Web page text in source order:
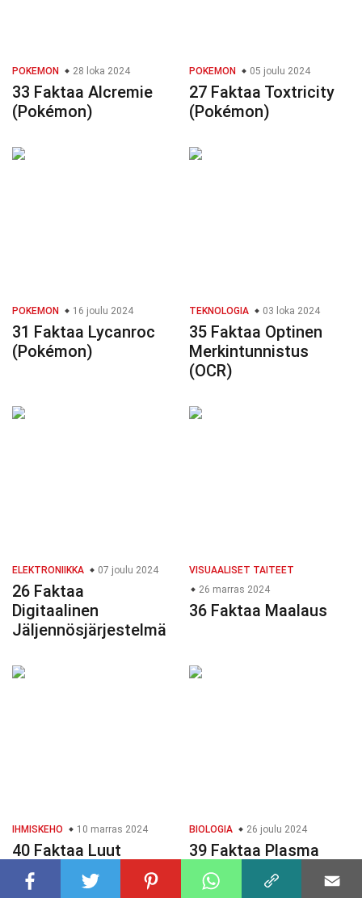
POKEMON 28 loka 2024
33 Faktaa Alcremie
(Pokémon)
POKEMON 05 joulu 2024
27 Faktaa Toxtricity
(Pokémon)
POKEMON 16 joulu 2024
31 Faktaa Lycanroc
(Pokémon)
TEKNOLOGIA 03 loka 2024
35 Faktaa Optinen
Merkintunnistus
(OCR)
ELEKTRONIIKKA 07 joulu 2024
26 Faktaa
Digitaalinen
Jäljennösjärjestelmä
VISUAALISET TAITEET
26 marras 2024
36 Faktaa Maalaus
IHMISKEHO 10 marras 2024
40 Faktaa Luut
BIOLOGIA 26 joulu 2024
39 Faktaa Plasma